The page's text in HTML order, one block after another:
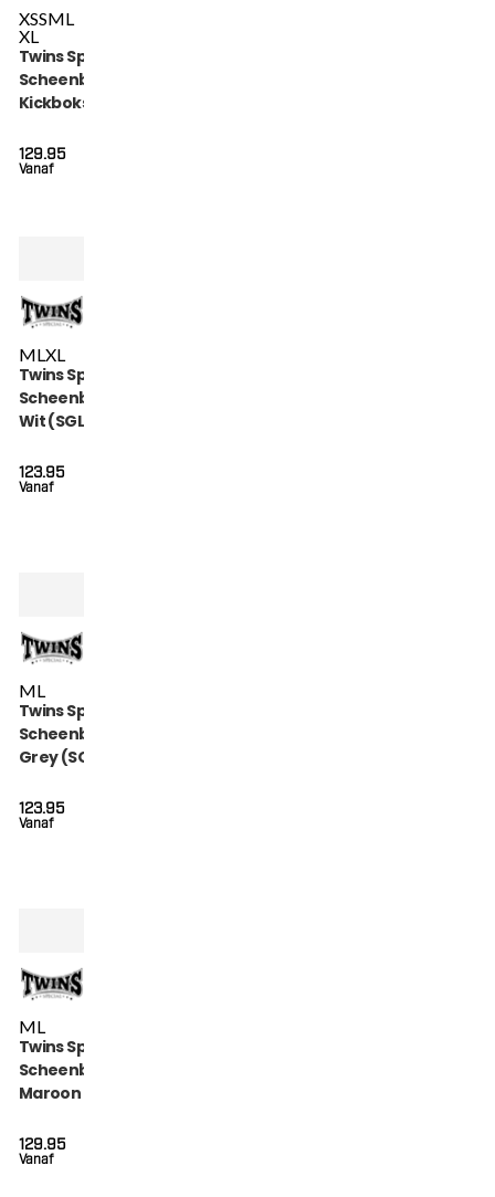
XSSML
XL
Twins Special
Scheenbeschermers
Kickboksen (SGL 7
Vanaf
129.95
MLXL
Twins Special
Scheenbeschermers
Wit (SGL 7 WHITE)
Vanaf
123.95
ML
Twins Special
Scheenbeschermers
Grey (SGL 7 GREY)
Vanaf
123.95
ML
Twins Special
Scheenbeschermers
Maroon (SGL 7
Vanaf
129.95